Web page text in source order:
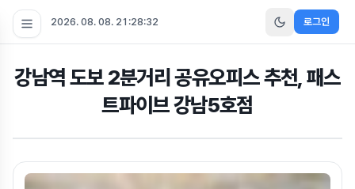
2026. 08. 08. 21:28:33 로그인
강남역 도보 2분거리 공유오피스 추천, 패스
트파이브 강남5호점